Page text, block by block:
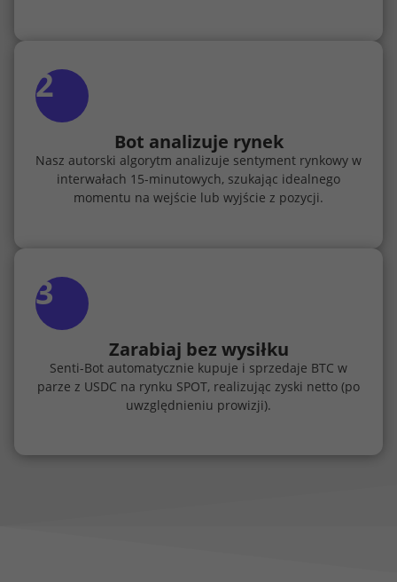
2
Bot analizuje rynek
Nasz autorski algorytm analizuje sentyment rynkowy w
interwałach 15-minutowych, szukając idealnego
momentu na wejście lub wyjście z pozycji.
3
Zarabiaj bez wysiłku
Senti-Bot automatycznie kupuje i sprzedaje BTC w
parze z USDC na rynku SPOT, realizując zyski netto (po
uwzględnieniu prowizji).